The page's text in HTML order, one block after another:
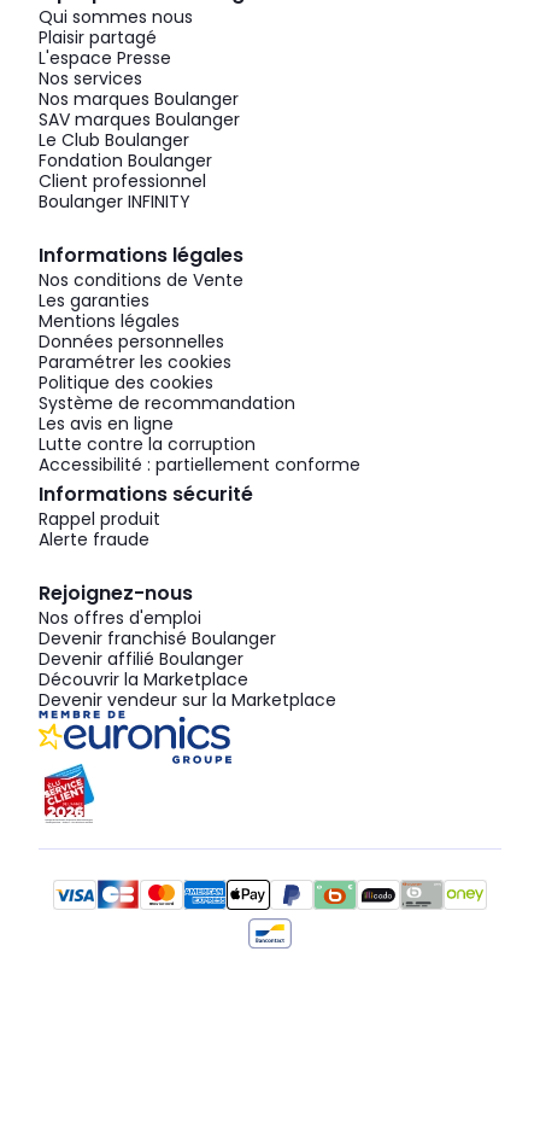
Qui sommes nous
Plaisir partagé
L'espace Presse
Nos services
Nos marques Boulanger
SAV marques Boulanger
Le Club Boulanger
Fondation Boulanger
Client professionnel
Boulanger INFINITY
Informations légales
Nos conditions de Vente
Les garanties
Mentions légales
Données personnelles
Paramétrer les cookies
Politique des cookies
Système de recommandation
Les avis en ligne
Lutte contre la corruption
Accessibilité : partiellement conforme
Informations sécurité
Rappel produit
Alerte fraude
Rejoignez-nous
Nos offres d'emploi
Devenir franchisé Boulanger
Devenir affilié Boulanger
Découvrir la Marketplace
Devenir vendeur sur la Marketplace